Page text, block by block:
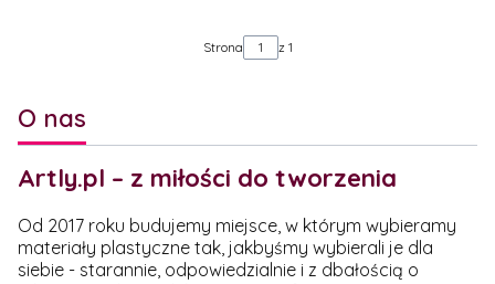
Strona z 1
O nas
Artly.pl – z miłości do tworzenia
Od 2017 roku budujemy miejsce, w którym wybieramy
materiały plastyczne tak, jakbyśmy wybierali je dla
siebie - starannie, odpowiedzialnie i z dbałością o